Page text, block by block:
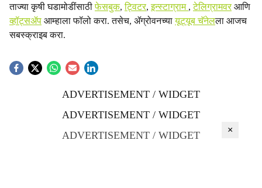
ताज्या कृषी घडामोडींसाठीफेसबुक,ट्विटर,इन्स्टाग्राम ,टेलिग्रामवरआणि
व्हॉट्सॲप आम्हाला फॉलो करा. तसेच, ॲग्रोवनच्यायूट्यूब चॅनेलला आजच
सबस्क्राइब करा.
ADVERTISEMENT / WIDGET
ADVERTISEMENT / WIDGET
ADVERTISEMENT / WIDGET
×